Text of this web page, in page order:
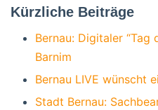
Kürzliche Beiträge
Bernau: Digitaler “Tag
Barnim
Bernau LIVE wünscht
Stadt Bernau: